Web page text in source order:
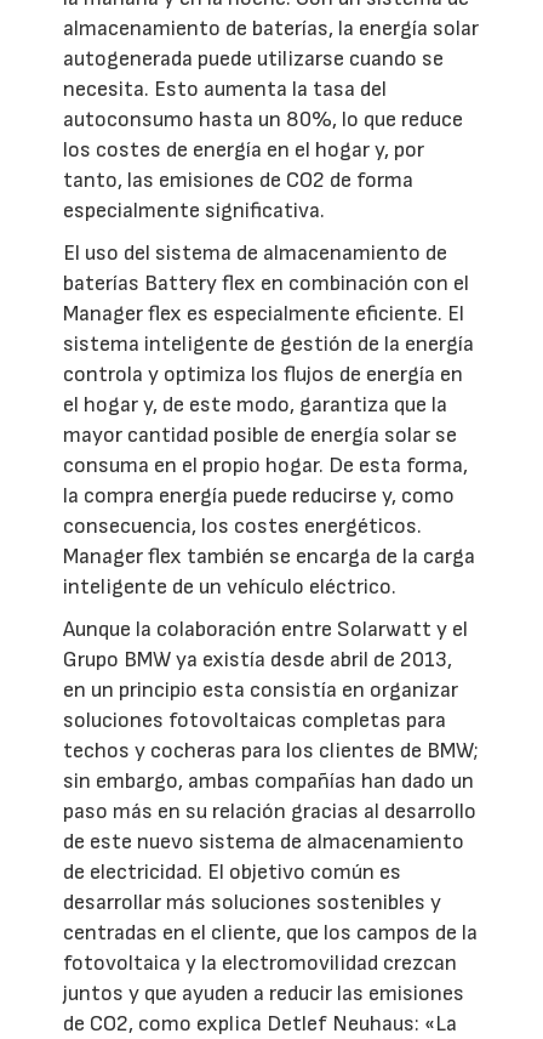
almacenamiento de baterías, la energía solar
autogenerada puede utilizarse cuando se
necesita. Esto aumenta la tasa del
autoconsumo hasta un 80%, lo que reduce
los costes de energía en el hogar y, por
tanto, las emisiones de CO2 de forma
especialmente significativa.
El uso del sistema de almacenamiento de
baterías Battery flex en combinación con el
Manager flex es especialmente eficiente. El
sistema inteligente de gestión de la energía
controla y optimiza los flujos de energía en
el hogar y, de este modo, garantiza que la
mayor cantidad posible de energía solar se
consuma en el propio hogar. De esta forma,
la compra energía puede reducirse y, como
consecuencia, los costes energéticos.
Manager flex también se encarga de la carga
inteligente de un vehículo eléctrico.
Aunque la colaboración entre Solarwatt y el
Grupo BMW ya existía desde abril de 2013,
en un principio esta consistía en organizar
soluciones fotovoltaicas completas para
techos y cocheras para los clientes de BMW;
sin embargo, ambas compañías han dado un
paso más en su relación gracias al desarrollo
de este nuevo sistema de almacenamiento
de electricidad. El objetivo común es
desarrollar más soluciones sostenibles y
centradas en el cliente, que los campos de la
fotovoltaica y la electromovilidad crezcan
juntos y que ayuden a reducir las emisiones
de CO2, como explica Detlef Neuhaus: «La